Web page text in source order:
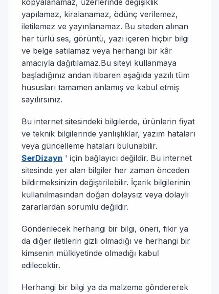
kopyalanamaz, üzerlerinde değişiklik
yapılamaz, kiralanamaz, ödünç verilemez,
iletilemez ve yayınlanamaz. Bu siteden alınan
her türlü ses, görüntü, yazı içeren hiçbir bilgi
ve belge satılamaz veya herhangi bir kâr
amacıyla dağıtılamaz.Bu siteyi kullanmaya
başladığınız andan itibaren aşağıda yazılı tüm
hususları tamamen anlamış ve kabul etmiş
sayılırsınız.
Bu internet sitesindeki bilgilerde, ürünlerin fiyat
ve teknik bilgilerinde yanlışlıklar, yazım hataları
veya güncelleme hataları bulunabilir.
SerDizayn ' için bağlayıcı değildir. Bu internet
sitesinde yer alan bilgiler her zaman önceden
bildirmeksinizin değiştirilebilir. İçerik bilgilerinin
kullanılmasından doğan dolaysız veya dolaylı
zararlardan sorumlu değildir.
Gönderilecek herhangi bir bilgi, öneri, fikir ya
da diğer iletilerin gizli olmadığı ve herhangi bir
kimsenin mülkiyetinde olmadığı kabul
edilecektir.
Herhangi bir bilgi ya da malzeme göndererek